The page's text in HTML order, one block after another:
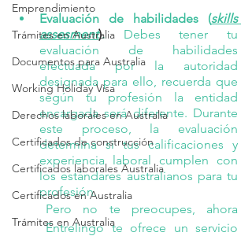
Emprendimiento
Trámites en Australia
Documentos para Australia
Working Holiday Visa
Derechos laborales en Australia
Certificados de construcción
Certificados laborales Australia
Certificados en Australia
Trámites en Australia
Evaluación de habilidades (skills
assesment). Debes tener tu
evaluación de habilidades
efectuada por la autoridad
designada para ello, recuerda que
según tu profesión la entidad
encargada será diferente. Durante
este proceso, la evaluación
determina si tus calificaciones y
experiencia laboral cumplen con
los estándares australianos para tu
profesión.
Pero no te preocupes, ahora
Entrelingo te ofrece un servicio